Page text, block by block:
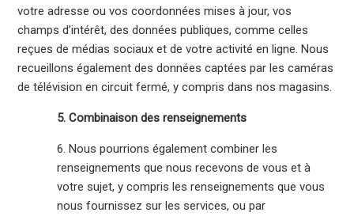
votre adresse ou vos coordonnées mises à jour, vos
champs d’intérêt, des données publiques, comme celles
reçues de médias sociaux et de votre activité en ligne. Nous
recueillons également des données captées par les caméras
de télévision en circuit fermé, y compris dans nos magasins.
5. Combinaison des renseignements
6. Nous pourrions également combiner les
renseignements que nous recevons de vous et à
votre sujet, y compris les renseignements que vous
nous fournissez sur les services, ou par